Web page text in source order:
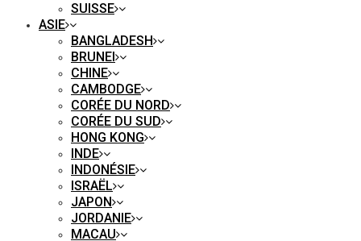
SUISSE
ASIE
BANGLADESH
BRUNEI
CHINE
CAMBODGE
CORÉE DU NORD
CORÉE DU SUD
HONG KONG
INDE
INDONÉSIE
ISRAËL
JAPON
JORDANIE
MACAU